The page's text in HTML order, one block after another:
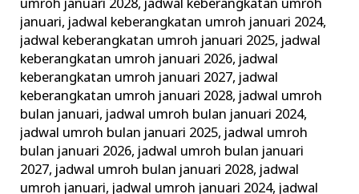
umroh januari 2028, jadwal keberangkatan umroh
januari, jadwal keberangkatan umroh januari 2024,
jadwal keberangkatan umroh januari 2025, jadwal
keberangkatan umroh januari 2026, jadwal
keberangkatan umroh januari 2027, jadwal
keberangkatan umroh januari 2028, jadwal umroh
bulan januari, jadwal umroh bulan januari 2024,
jadwal umroh bulan januari 2025, jadwal umroh
bulan januari 2026, jadwal umroh bulan januari
2027, jadwal umroh bulan januari 2028, jadwal
umroh januari, jadwal umroh januari 2024, jadwal